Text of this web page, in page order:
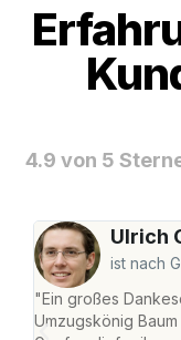
4.9 von 5
Ulrich
ist nach
"Ein großes
Umzugskönig